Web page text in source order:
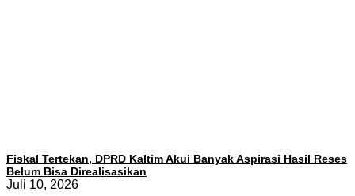
Fiskal Tertekan, DPRD Kaltim Akui Banyak Aspirasi Hasil Reses
Belum Bisa Direalisasikan
Juli 10, 2026